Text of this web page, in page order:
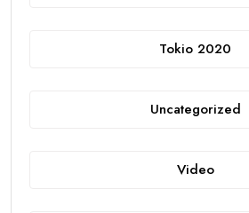
Tokio 2020
Uncategorized
Video